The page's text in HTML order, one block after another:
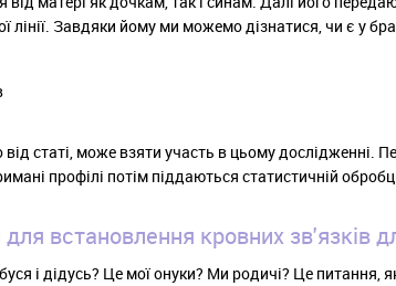
лінії. Завдяки йому ми можемо дізнатися, чи є у
статі, може взяти участь в цьому дослідженні.
профілі потім піддаються статистичній
встановлення кровних зв'язків
і дідусь? Це мої онуки? Ми родичі? Це питання,